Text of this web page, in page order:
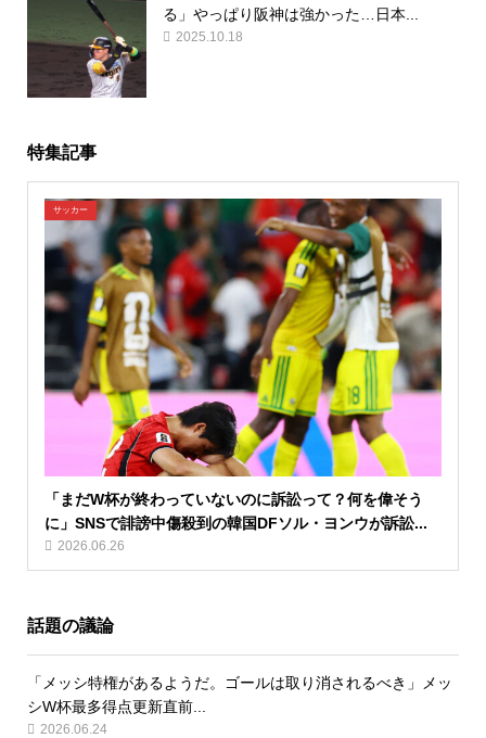
る」やっぱり阪神は強かった…日本...
2025.10.18
特集記事
サッカー
「まだW杯が終わっていないのに訴訟って？何を偉そう
に」SNSで誹謗中傷殺到の韓国DFソル・ヨンウが訴訟...
2026.06.26
話題の議論
「メッシ特権があるようだ。ゴールは取り消されるべき」メッ
シW杯最多得点更新直前...
2026.06.24